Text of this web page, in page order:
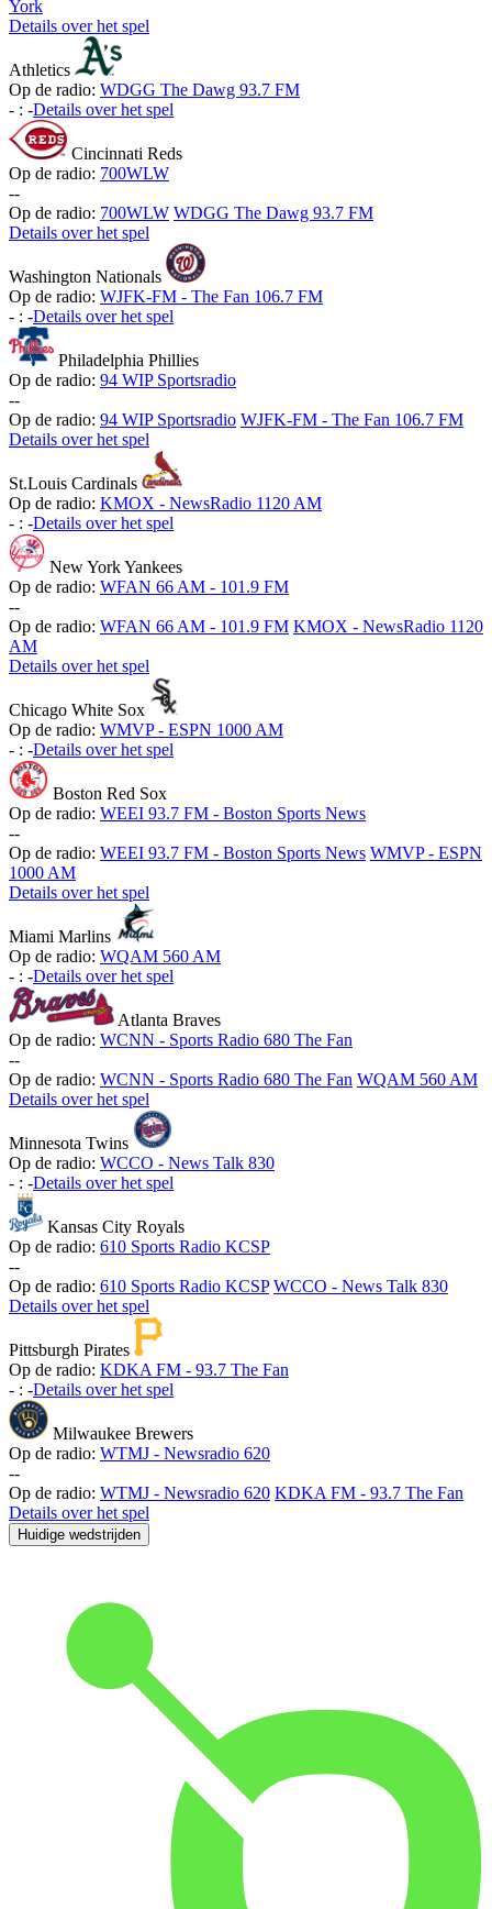
York
Details over het spel
Athletics
Op de radio: WDGG The Dawg 93.7 FM
- : -Details over het spel
Cincinnati Reds
Op de radio: 700WLW
--
Op de radio: 700WLW WDGG The Dawg 93.7 FM
Details over het spel
Washington Nationals
Op de radio: WJFK-FM - The Fan 106.7 FM
- : -Details over het spel
Philadelphia Phillies
Op de radio: 94 WIP Sportsradio
--
Op de radio: 94 WIP Sportsradio WJFK-FM - The Fan 106.7 FM
Details over het spel
St.Louis Cardinals
Op de radio: KMOX - NewsRadio 1120 AM
- : -Details over het spel
New York Yankees
Op de radio: WFAN 66 AM - 101.9 FM
--
Op de radio: WFAN 66 AM - 101.9 FM KMOX - NewsRadio 1120
AM
Details over het spel
Chicago White Sox
Op de radio: WMVP - ESPN 1000 AM
- : -Details over het spel
Boston Red Sox
Op de radio: WEEI 93.7 FM - Boston Sports News
--
Op de radio: WEEI 93.7 FM - Boston Sports News WMVP - ESPN
1000 AM
Details over het spel
Miami Marlins
Op de radio: WQAM 560 AM
- : -Details over het spel
Atlanta Braves
Op de radio: WCNN - Sports Radio 680 The Fan
--
Op de radio: WCNN - Sports Radio 680 The Fan WQAM 560 AM
Details over het spel
Minnesota Twins
Op de radio: WCCO - News Talk 830
- : -Details over het spel
Kansas City Royals
Op de radio: 610 Sports Radio KCSP
--
Op de radio: 610 Sports Radio KCSP WCCO - News Talk 830
Details over het spel
Pittsburgh Pirates
Op de radio: KDKA FM - 93.7 The Fan
- : -Details over het spel
Milwaukee Brewers
Op de radio: WTMJ - Newsradio 620
--
Op de radio: WTMJ - Newsradio 620 KDKA FM - 93.7 The Fan
Details over het spel
Huidige wedstrijden